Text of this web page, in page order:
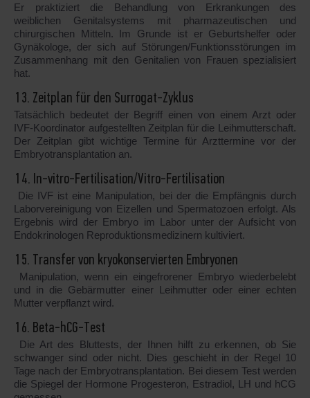
Er praktiziert die Behandlung von Erkrankungen des
weiblichen Genitalsystems mit pharmazeutischen und
chirurgischen Mitteln. Im Grunde ist er Geburtshelfer oder
Gynäkologe, der sich auf Störungen/Funktionsstörungen im
Zusammenhang mit den Genitalien von Frauen spezialisiert
hat.
13. Zeitplan für den Surrogat-Zyklus
Tatsächlich bedeutet der Begriff einen von einem Arzt oder
IVF-Koordinator aufgestellten Zeitplan für die Leihmutterschaft.
Der Zeitplan gibt wichtige Termine für Arzttermine vor der
Embryotransplantation an.
14. In-vitro-Fertilisation/Vitro-Fertilisation
Die IVF ist eine Manipulation, bei der die Empfängnis durch
Laborvereinigung von Eizellen und Spermatozoen erfolgt. Als
Ergebnis wird der Embryo im Labor unter der Aufsicht von
Endokrinologen Reproduktionsmedizinern kultiviert.
15. Transfer von kryokonservierten Embryonen
Manipulation, wenn ein eingefrorener Embryo wiederbelebt
und in die Gebärmutter einer Leihmutter oder einer echten
Mutter verpflanzt wird.
16. Beta-hCG-Test
Die Art des Bluttests, der Ihnen hilft zu erkennen, ob Sie
schwanger sind oder nicht. Dies geschieht in der Regel 10
Tage nach der Embryotransplantation. Bei diesem Test werden
die Spiegel der Hormone Progesteron, Estradiol, LH und hCG